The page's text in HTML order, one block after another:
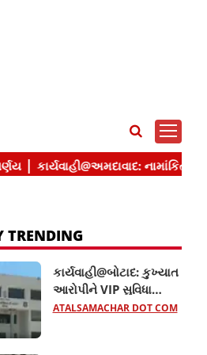
TRENDING
કાર્યવાહી@બોટાદ: કુખ્યાત
આરોપીને VIP સુવિધા
આપતા બે કોન્સ્ટેબલ
ATALSAMACHAR DOT COM